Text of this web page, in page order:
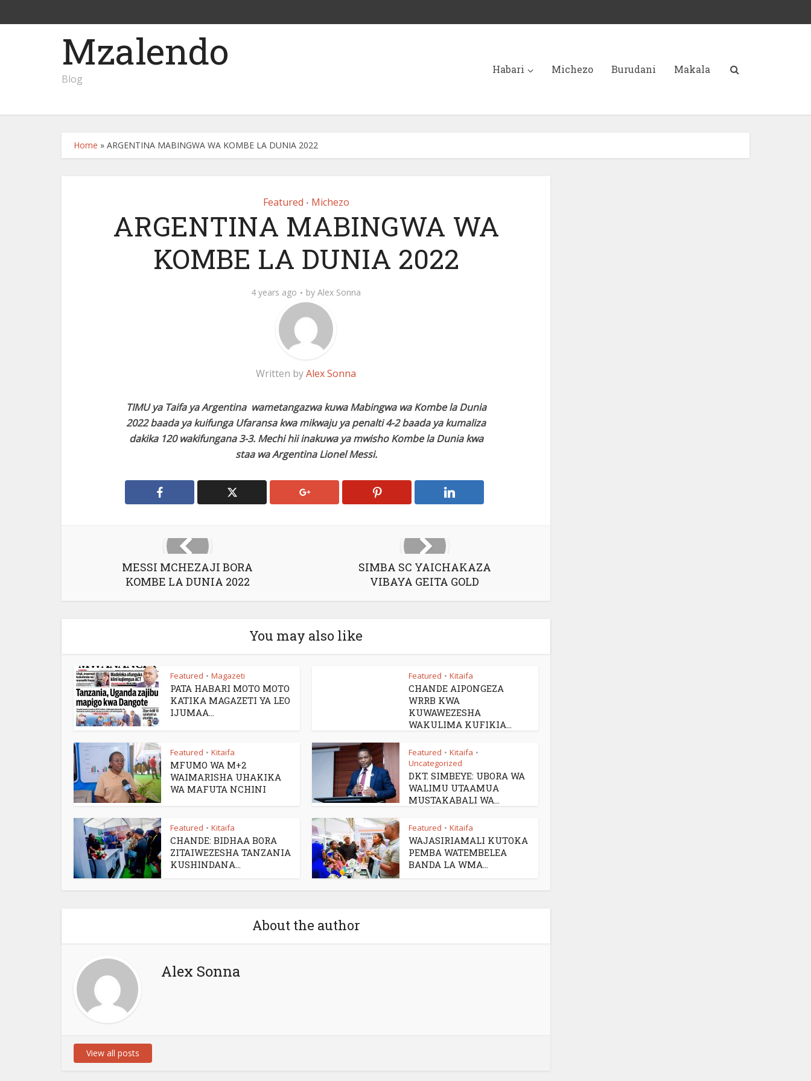
Mzalendo
Blog
Habari Michezo Burudani Makala
Home » ARGENTINA MABINGWA WA KOMBE LA DUNIA 2022
Featured • Michezo
ARGENTINA MABINGWA WA
KOMBE LA DUNIA 2022
4 years ago by Alex Sonna
Written byAlex Sonna
TIMU ya Taifa ya Argentina wametangazwa kuwa Mabingwa wa Kombe la Dunia
2022 baada ya kuifunga Ufaransa kwa mikwaju ya penalti 4-2 baada ya kumaliza
dakika 120 wakifungana 3-3. Mechi hii inakuwa ya mwisho Kombe la Dunia kwa
staa wa Argentina Lionel Messi.
MESSI MCHEZAJI BORA
KOMBE LA DUNIA 2022
SIMBA SC YAICHAKAZA
VIBAYA GEITA GOLD
You may also like
Featured • Magazeti
PATA HABARI MOTO MOTO
KATIKA MAGAZETI YA LEO
IJUMAA...
Featured • Kitaifa
CHANDE AIPONGEZA
WRRB KWA
KUWAWEZESHA
WAKULIMA KUFIKIA...
Featured • Kitaifa
MFUMO WA M+2
WAIMARISHA UHAKIKA
WA MAFUTA NCHINI
Featured • Kitaifa •
Uncategorized
DKT. SIMBEYE: UBORA WA
WALIMU UTAAMUA
MUSTAKABALI WA...
Featured • Kitaifa
CHANDE: BIDHAA BORA
ZITAIWEZESHA TANZANIA
KUSHINDANA...
Featured • Kitaifa
WAJASIRIAMALI KUTOKA
PEMBA WATEMBELEA
BANDA LA WMA...
About the author
Alex Sonna
View all posts